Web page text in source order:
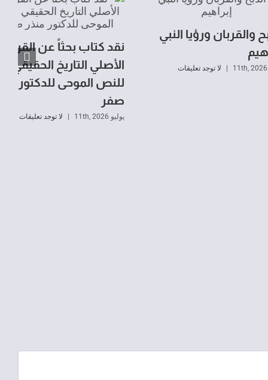
والقربان ورؤيا النبي
| لا توجد تعليقات
نقد كتاب بحثاً عن
الأصلي التاريخ الحقيقي
للنص الموحى للدكتور
صفر
يوليو 11th, 2026 | لا توجد تعليقات